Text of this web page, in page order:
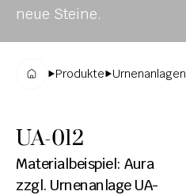
G
DOWNLOADS
DENKMALE
MAGRADO
KOLUMBARIEN
BREITSTEINE
neue Steine.
Produkte Urnenanlagen
UA-012
Materialbeispiel: Aura
zzgl. Urnenanlage UA-